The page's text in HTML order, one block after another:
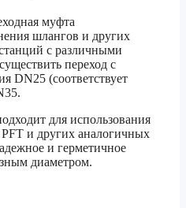
муфта
шлангов и других
с различными
переход с
DN25 (соответствует
для использования
и других аналогичных
и герметичное
диаметром.